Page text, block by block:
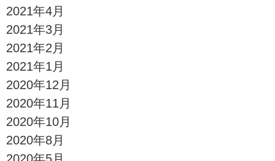
2021年4月
2021年3月
2021年2月
2021年1月
2020年12月
2020年11月
2020年10月
2020年8月
2020年5月